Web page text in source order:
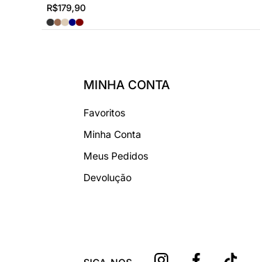
R$179,90
MINHA CONTA
Favoritos
Minha Conta
Meus Pedidos
Devolução